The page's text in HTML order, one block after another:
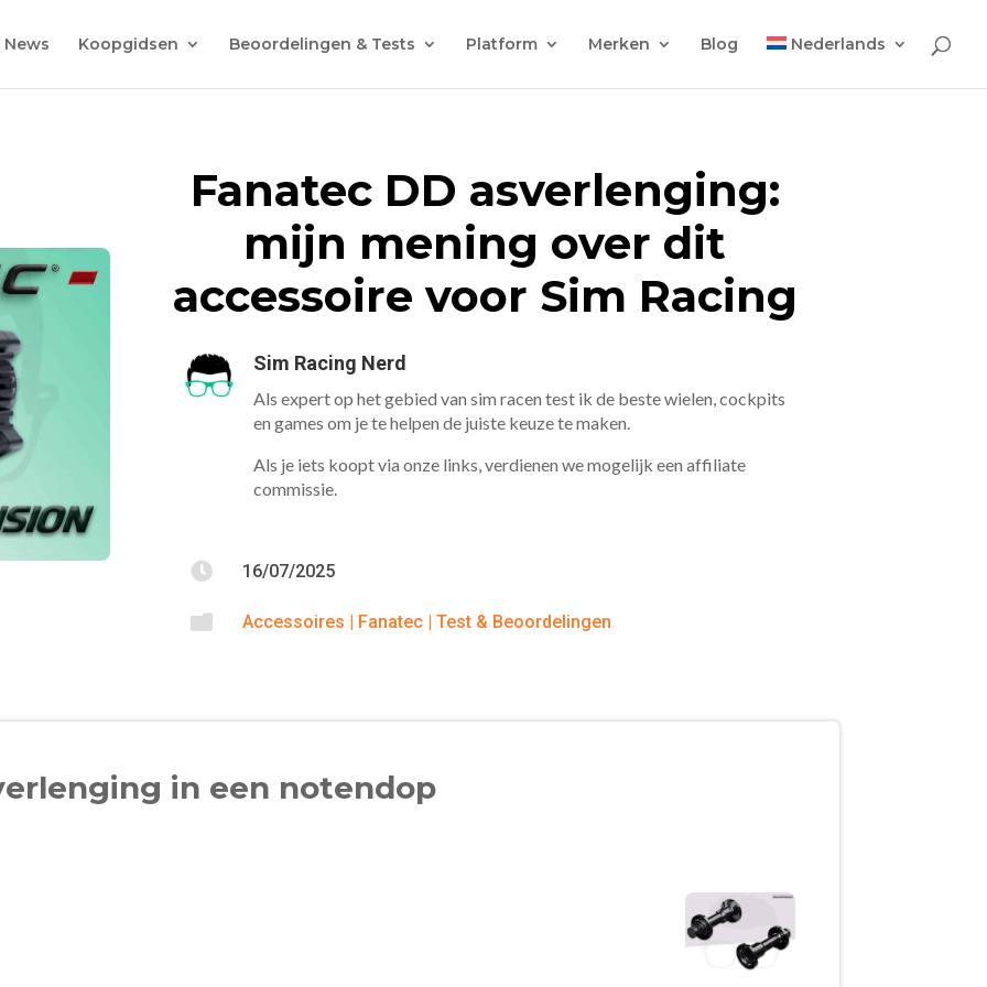
News Koopgidsen Beoordelingen & Tests Platform Merken Blog Nederlands
Fanatec DD asverlenging:
mijn mening over dit
accessoire voor Sim Racing
Sim Racing Nerd
Als expert op het gebied van sim racen test ik de beste wielen, cockpits
en games om je te helpen de juiste keuze te maken.
Als je iets koopt via onze links, verdienen we mogelijk een affiliate
commissie.
 16/07/2025
 Accessoires | Fanatec |Test & Beoordelingen
in een notendop